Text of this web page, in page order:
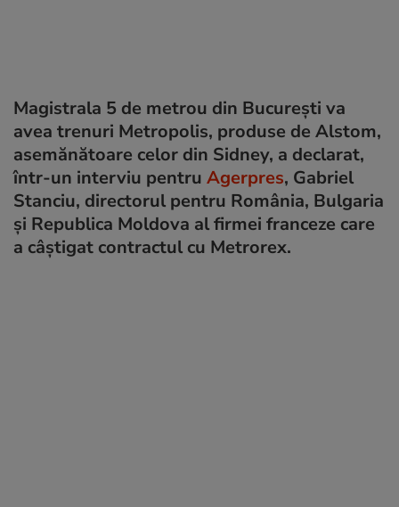
Magistrala 5 de metrou din București va
avea trenuri Metropolis, produse de Alstom,
asemănătoare celor din Sidney, a declarat,
într-un interviu pentru Agerpres, Gabriel
Stanciu, directorul pentru România, Bulgaria
și Republica Moldova al firmei franceze care
a câștigat contractul cu Metrorex.